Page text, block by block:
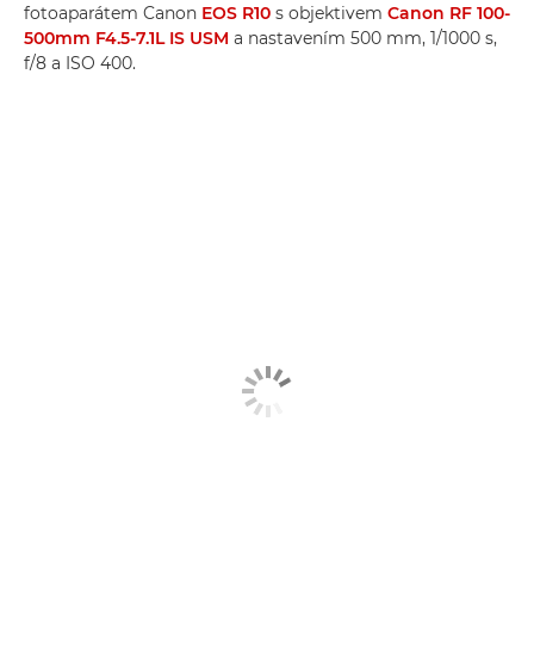
fotoaparátem Canon EOS R10 s objektivem Canon RF 100-
500mm F4.5-7.1L IS USM a nastavením 500 mm, 1/1000 s,
f/8 a ISO 400.